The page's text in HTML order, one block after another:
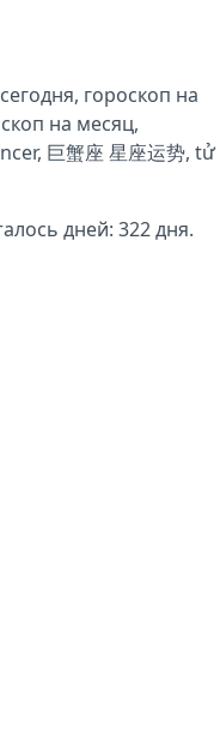
, гороскоп на
на месяц,
, 巨蟹座 星座运势, tử
дней: 322дня.